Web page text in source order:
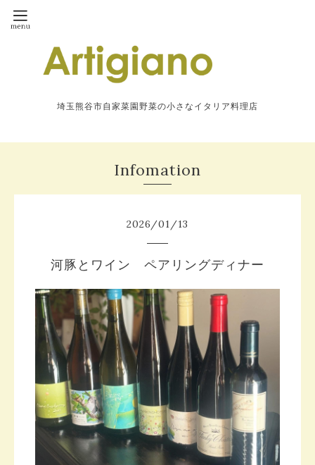
埼玉熊谷市自家菜園野菜の小さなイタリア料理店
Infomation
2026/01/13
河豚とワイン ペアリングディナー